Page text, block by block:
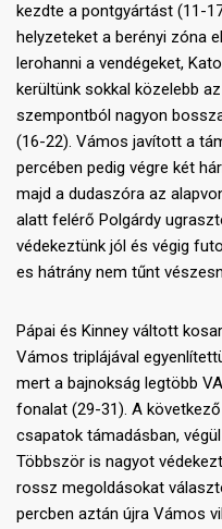
kezdte a pontgyártást (11-
helyzeteket a berényi zóna
lerohanni a vendégeket,
kerültünk sokkal közelebb
szempontból nagyon
(16-22). Vámos javított a
percében pedig végre két
majd a dudaszóra az
alatt felérő Polgárdy
védekeztünk jól és végig
es hátrány nem tűnt
Pápai és Kinney váltott
Vámos triplájával
mert a bajnokság legtöbb
fonalat (29-31). A
csapatok támadásban,
Többször is nagyot
rossz megoldásokat
percben aztán újra Vámos